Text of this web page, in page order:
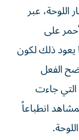
عبر
على
يعود ذلك لكون
الفعل
جاءت
انطباعاً